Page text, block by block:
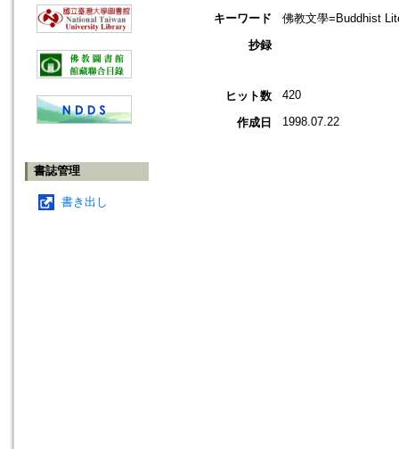
書誌管理
書き出し
キーワード
佛教文學=Buddhist
抄録
ヒット数 420
作成日 1998.07.22